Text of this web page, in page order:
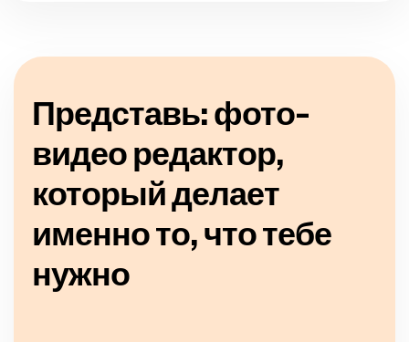
Представь: фото-
видео редактор,
который делает
именно то, что тебе
нужно